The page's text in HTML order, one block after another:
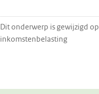
Dit onderwerp is gewijzigd
inkomstenbelasting